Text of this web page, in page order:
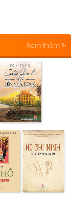
Xem thêm